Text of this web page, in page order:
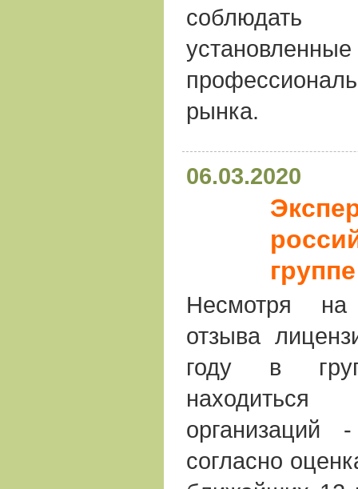
рынка.
06.03.2020
Несмотря
отзыва
году в
согласно